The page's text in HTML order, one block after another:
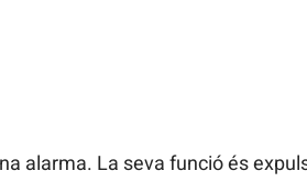
alarma. La seva funció és